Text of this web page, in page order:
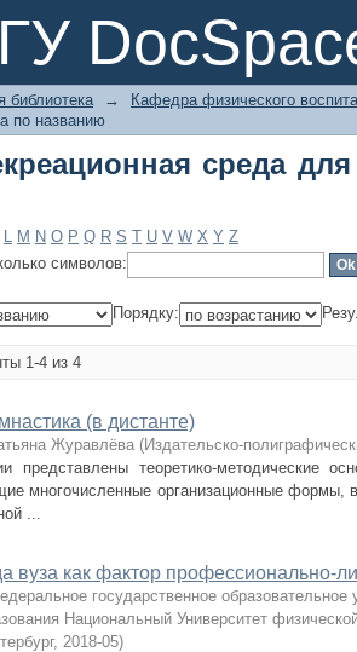
среда
библиотека →
Кафедра физического
по названию
среда
L M N O P Q R S T U V W X Y Z
символов:
Порядку:
1-4 из 4
(в дистанте)
Журавлёва (Издательско-
представлены теоретико-методические
многочисленные организационные формы,
...
вуза как фактор профессионально-
государственное
Национальный Университет
, 2018-05)